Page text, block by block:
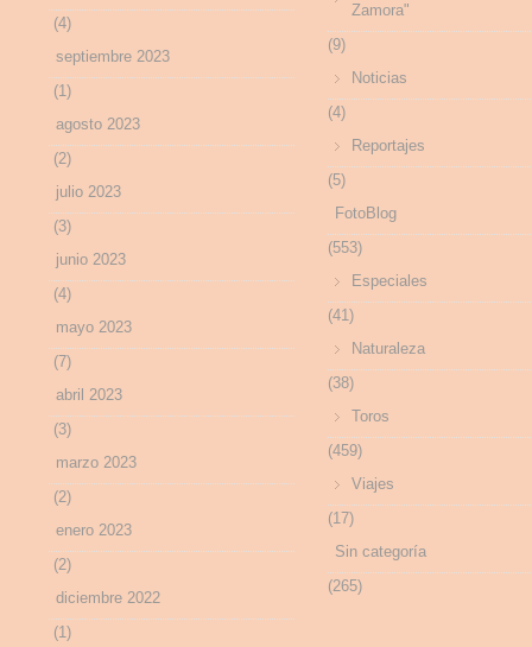
(4)
septiembre 2023
(1)
agosto 2023
(2)
julio 2023
(3)
junio 2023
(4)
mayo 2023
(7)
abril 2023
(3)
marzo 2023
(2)
enero 2023
(2)
diciembre 2022
(1)
Zamora"
(9)
Noticias
(4)
Reportajes
(5)
FotoBlog
(553)
Especiales
(41)
Naturaleza
(38)
Toros
(459)
Viajes
(17)
Sin categoría
(265)